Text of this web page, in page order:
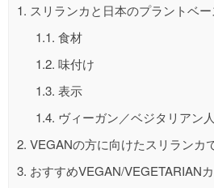
1. スリランカと日本のプラントベ
1.1. 食材
1.2. 味付け
1.3. 表示
1.4. ヴィーガン／ベジタリアン
2. VEGANの方に向けたスリランカ
3. おすすめVEGAN/VEGETARIAN